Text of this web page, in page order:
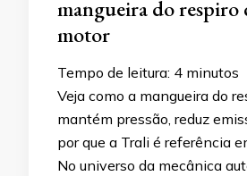
mangueira do respiro
motor
Tempo de leitura: 4 minutos
Veja como a mangueira do
mantém pressão, reduz
por que a Trali é referência
No universo da mecânica